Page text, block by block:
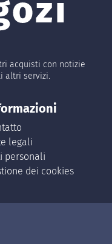
acquisti con notizie
altri servizi.
legali
personali
dei cookies